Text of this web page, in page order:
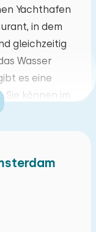
Yachthafen
in dem
gleichzeitig
Wasser
es eine
Sie können im
gibt auch
werden
Edam-
Fall einen
08 09
15 16
22 23